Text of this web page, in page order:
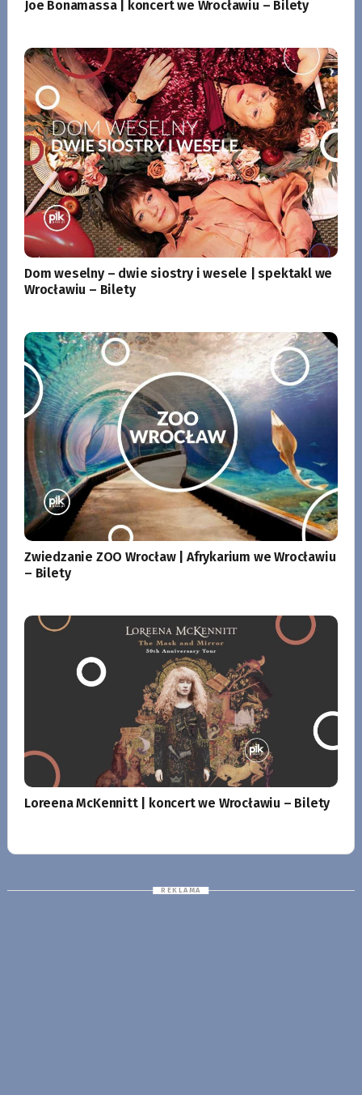
Joe Bonamassa | koncert we Wrocławiu – Bilety
Dom weselny – dwie siostry i wesele | spektakl we
Wrocławiu – Bilety
Zwiedzanie ZOO Wrocław | Afrykarium we Wrocławiu
– Bilety
Loreena McKennitt | koncert we Wrocławiu – Bilety